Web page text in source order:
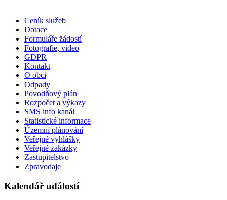
Ceník služeb
Dotace
Formuláře žádostí
Fotografie, video
GDPR
Kontakt
O obci
Odpady
Povodňový plán
Rozpočet a výkazy
SMS info kanál
Statistické informace
Územní plánování
Veřejné vyhlášky
Veřejné zakázky
Zastupitelstvo
Zpravodaje
Kalendář událostí